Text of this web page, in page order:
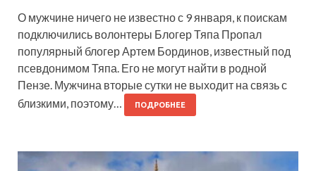
О мужчине ничего не известно с 9 января, к поискам
подключились волонтеры Блогер Тяпа Пропал
популярный блогер Артем Бординов, известный под
псевдонимом Тяпа. Его не могут найти в родной
Пензе. Мужчина вторые сутки не выходит на связь с
близкими, поэтому…
ПОДРОБНЕЕ